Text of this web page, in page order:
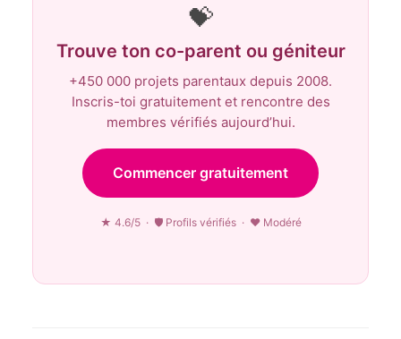
💝
Trouve ton co-parent ou géniteur
+450 000 projets parentaux depuis 2008.
Inscris-toi gratuitement et rencontre des
membres vérifiés aujourd’hui.
Commencer gratuitement
★ 4.6/5 · 🛡 Profils vérifiés · ♥ Modéré